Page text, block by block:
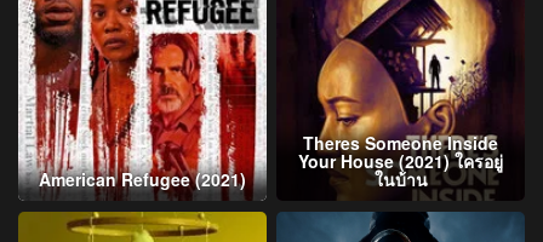
American Refugee (2021)
Theres Someone Inside
Your House (2021) ใครอยู่
ในบ้าน